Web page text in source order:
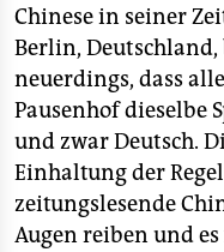
fragen & hilfe
unterstützen
abo
genossenschaft
epaper login
Chinese in seiner
Berlin,
neuerdings, dass
Pausenhof dieselbe
und zwar Deutsch.
Einhaltung der
zeitungslesende
Augen reiben und